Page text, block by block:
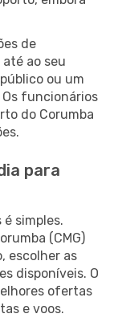
de
ao seu
ou um
funcionários
do Corumba
para
simples.
(CMG)
escolher as
disponíveis. O
ofertas
e voos.